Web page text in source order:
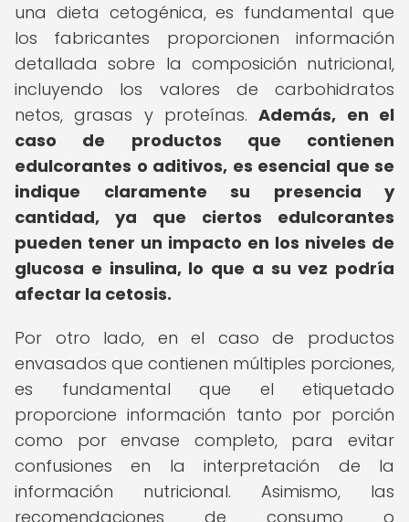
una dieta cetogénica, es fundamental que
los fabricantes proporcionen información
detallada sobre la composición nutricional,
incluyendo los valores de carbohidratos
netos, grasas y proteínas.Además, en el
caso de productos que contienen
edulcorantes o aditivos, es esencial que se
indique claramente su presencia y
cantidad, ya que ciertos edulcorantes
pueden tener un impacto en los niveles de
glucosa e insulina, lo que a su vez podría
afectar la cetosis.
Por otro lado, en el caso de productos
envasados que contienen múltiples porciones,
es fundamental que el etiquetado
proporcione información tanto por porción
como por envase completo, para evitar
confusiones en la interpretación de la
información nutricional. Asimismo, las
recomendaciones de consumo o